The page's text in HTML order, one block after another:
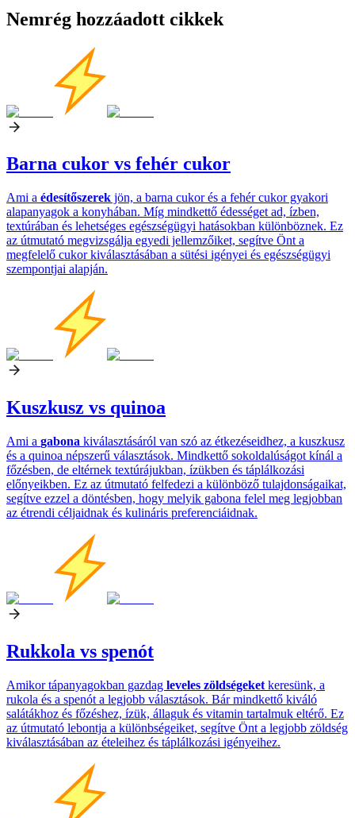
Nemrég hozzáadott cikkek
Barna cukor vs fehér cukor
Ami a édesítőszerek jön, a barna cukor és a fehér cukor gyakori
alapanyagok a konyhában. Míg mindkettő édességet ad, ízben,
textúrában és lehetséges egészségügyi hatásokban különböznek. Ez
az útmutató megvizsgálja egyedi jellemzőiket, segítve Önt a
megfelelő cukor kiválasztásában a sütési igényei és egészségügyi
szempontjai alapján.
Kuszkusz vs quinoa
Ami a gabona kiválasztásáról van szó az étkezéseidhez, a kuszkusz
és a quinoa népszerű választások. Mindkettő sokoldalúságot kínál a
főzésben, de eltérnek textúrájukban, ízükben és táplálkozási
előnyeikben. Ez az útmutató felfedezi a különböző tulajdonságaikat,
segítve ezzel a döntésben, hogy melyik gabona felel meg legjobban
az étrendi céljaidnak és kulináris preferenciáidnak.
Rukkola vs spenót
Amikor tápanyagokban gazdag leveles zöldségeket keresünk, a
rukola és a spenót a legjobb választások. Bár mindkettő kiváló
salátákhoz és főzéshez, ízük, állaguk és vitamin tartalmuk eltérő. Ez
az útmutató lebontja a különbségeiket, segítve Önt a legjobb zöldség
kiválasztásában az ételeihez és táplálkozási igényeihez.